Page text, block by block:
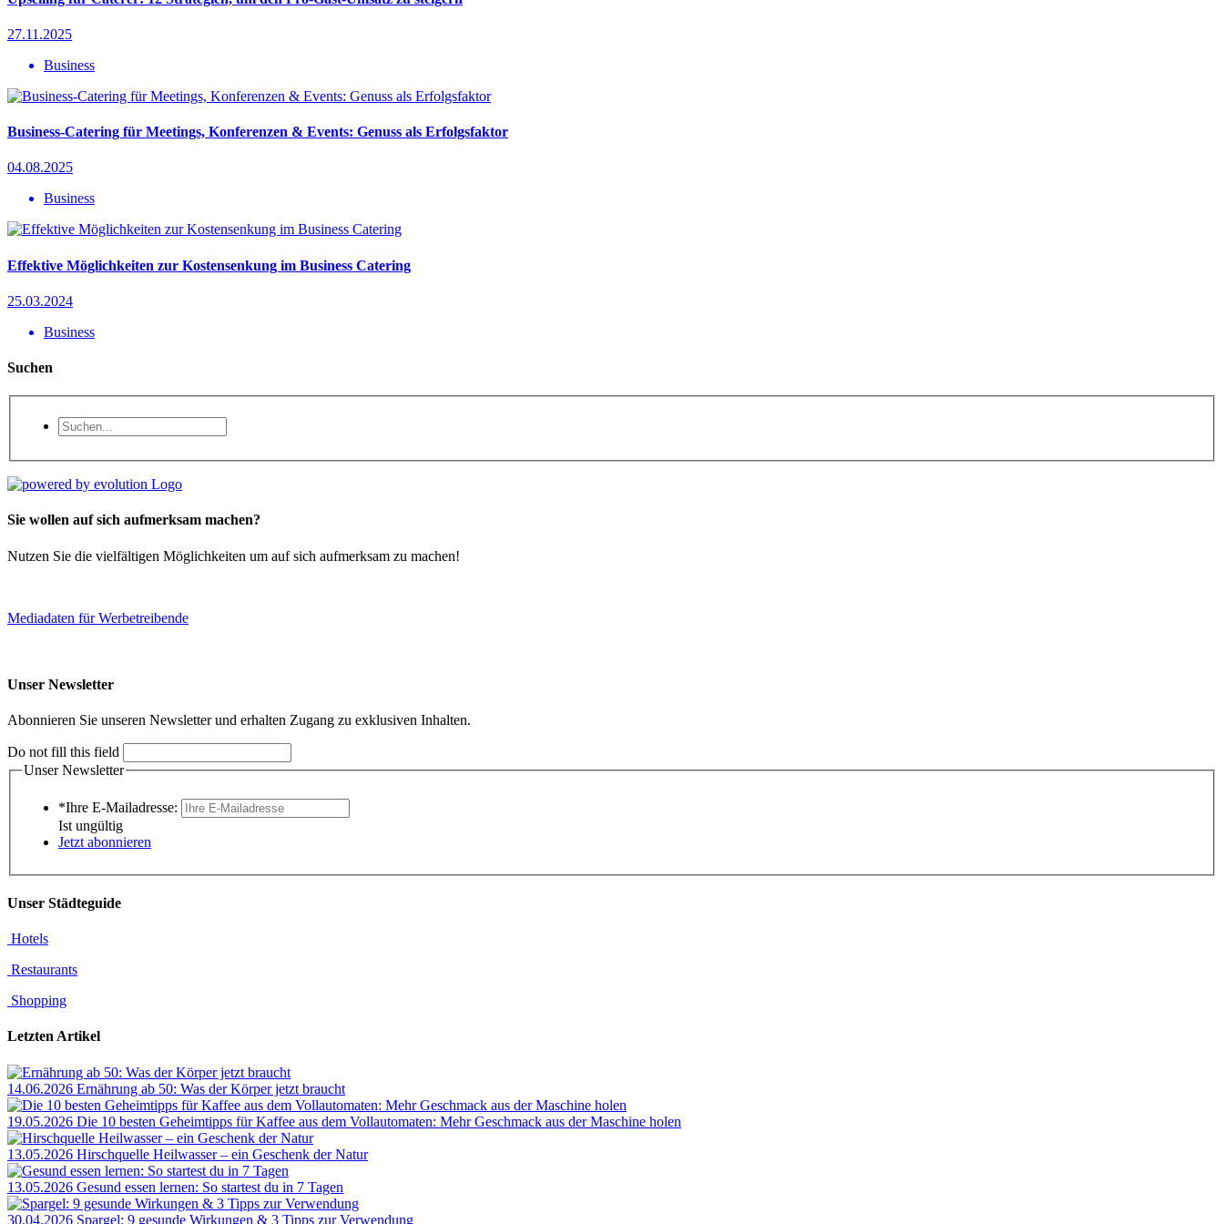
27.11.2025
Business
Business-Catering für Meetings, Konferenzen & Events: Genuss als Erfolgsfaktor
04.08.2025
Business
Effektive Möglichkeiten zur Kostensenkung im Business Catering
25.03.2024
Business
Suchen
Sie wollen auf sich aufmerksam machen?
Nutzen Sie die vielfältigen Möglichkeiten um auf sich aufmerksam zu machen!
Mediadaten für Werbetreibende
Unser Newsletter
Abonnieren Sie unseren Newsletter und erhalten Zugang zu exklusiven Inhalten.
Do not fill this field
Unser Newsletter
*Ihre E-Mailadresse:
Ist ungültig
Jetzt abonnieren
Unser Städteguide
Hotels
Restaurants
Shopping
Letzten Artikel
14.06.2026 Ernährung ab 50: Was der Körper jetzt braucht
19.05.2026 Die 10 besten Geheimtipps für Kaffee aus dem Vollautomaten: Mehr Geschmack aus der Maschine holen
13.05.2026 Hirschquelle Heilwasser – ein Geschenk der Natur
13.05.2026 Gesund essen lernen: So startest du in 7 Tagen
30.04.2026 Spargel: 9 gesunde Wirkungen & 3 Tipps zur Verwendung